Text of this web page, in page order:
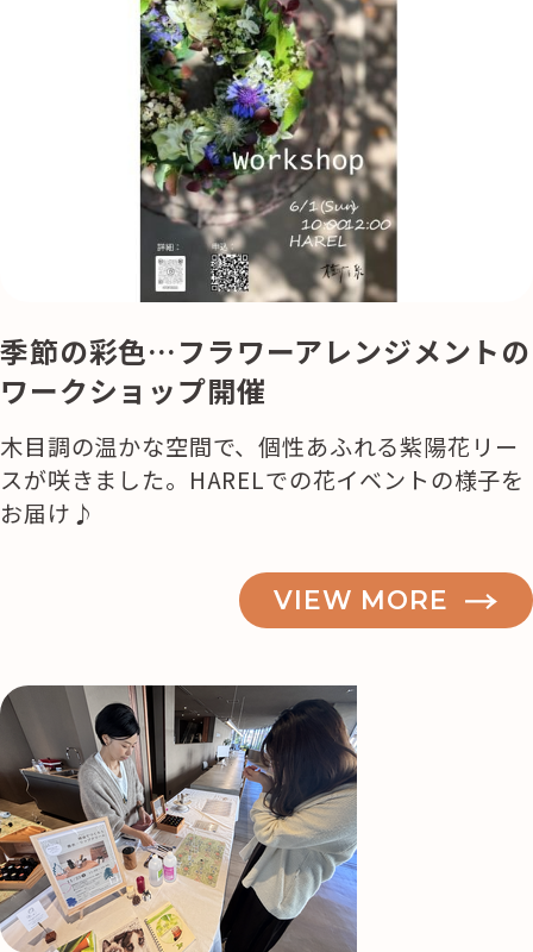
季節の彩色…フラワーアレンジメントの
ワークショップ開催
木目調の温かな空間で、個性あふれる紫陽花リー
スが咲きました。HARELでの花イベントの様子を
お届け♪
VIEW MORE